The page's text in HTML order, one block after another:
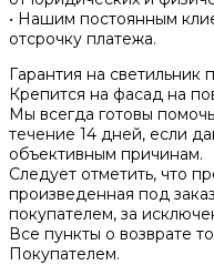
• Нашим постоянным
отсрочку платежа.
Гарантия на светильник
Крепится на фасад на
Мы всегда готовы
течение 14 дней, если
объективным причинам.
Следует отметить, что
произведенная под
покупателем, за
Все пункты о возврате
Покупателем.